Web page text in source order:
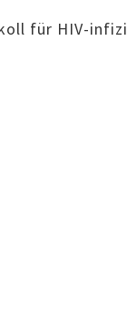
für HIV-